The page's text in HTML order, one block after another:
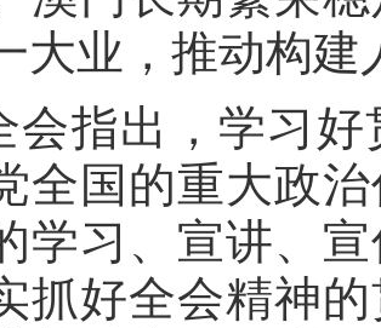
大业，推动构建
会指出，学习
全国的重大政
学习、宣讲、
抓好全会精神